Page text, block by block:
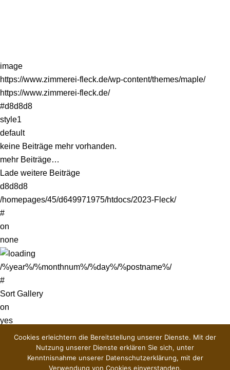
image
https://www.zimmerei-fleck.de/wp-content/themes/maple/
https://www.zimmerei-fleck.de/
#d8d8d8
style1
default
keine Beiträge mehr vorhanden.
mehr Beiträge…
Lade weitere Beiträge
d8d8d8
/homepages/45/d649971975/htdocs/2023-Fleck/
#
on
none
/%year%/%monthnum%/%day%/%postname%/
#
Sort Gallery
on
yes
Cookies erleichtern die Bereitstellung unserer Dienste. Mit der
Nutzung unserer Dienste erklären Sie sich, unter
Kenntnisnahme unserer Datenschutzerklärung, mit der
Verwendung von Cookies einverstanden.